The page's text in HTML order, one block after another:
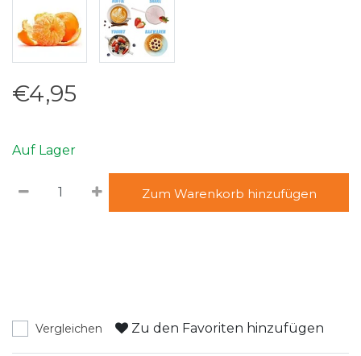
€4,95
Auf Lager
Zum Warenkorb hinzufügen
Vergleichen Zu den Favoriten hinzufügen